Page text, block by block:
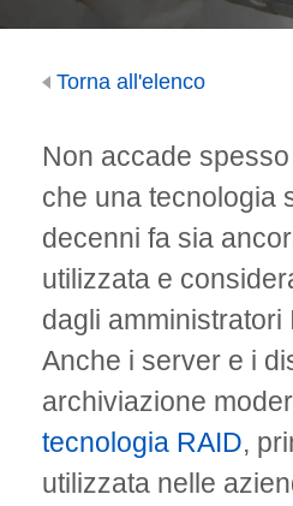
Torna all'elenco
Non accade
che una tecnologia
decenni fa sia
utilizzata e
dagli amministratori
Anche i server e i
archiviazione
tecnologia RAID,
utilizzata nelle